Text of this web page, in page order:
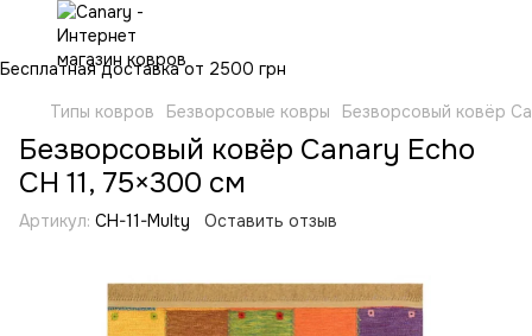
Бесплатная доставка от 2500 грн
Типы ковров
Безворсовые ковры Безворсовый ковёр
Безворсовый ковёр Canary Echo
CH 11, 75×300 см
Артикул: CH-11-Multy Оставить отзыв